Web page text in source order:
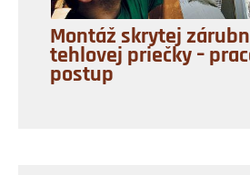
Montáž skrytej
tehlovej priečky –
postup